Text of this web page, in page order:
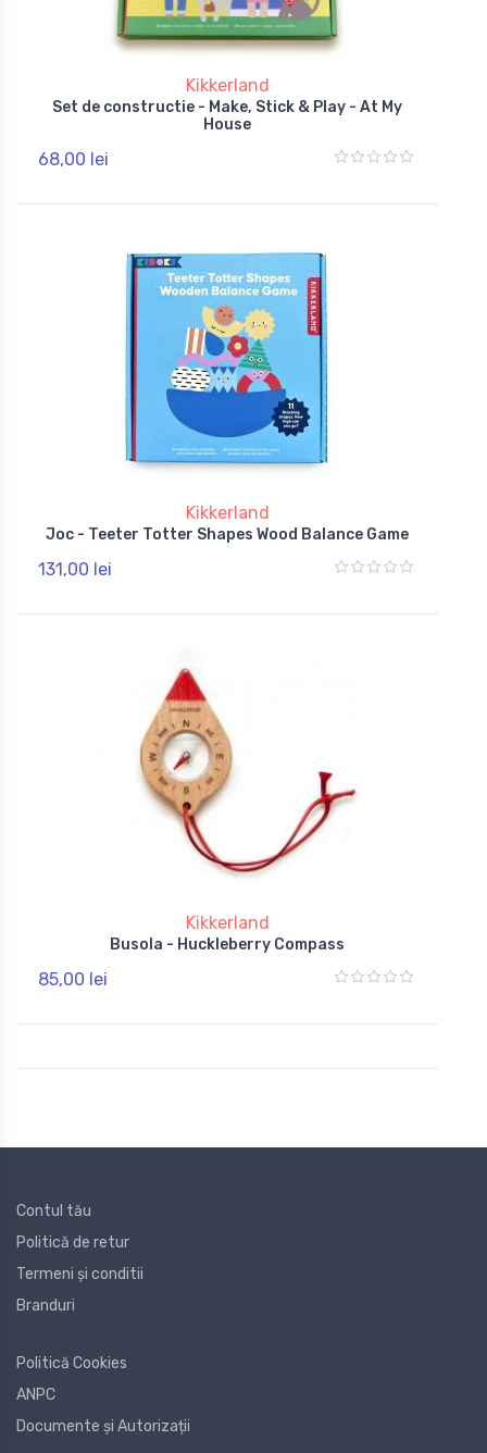
Kikkerland
Set de constructie - Make, Stick & Play - At My
House
68,00 lei
Kikkerland
Joc - Teeter Totter Shapes Wood Balance Game
131,00 lei
Kikkerland
Busola - Huckleberry Compass
85,00 lei
Contul tău
Politică de retur
Termeni și conditii
Branduri
Politică Cookies
ANPC
Documente și Autorizații